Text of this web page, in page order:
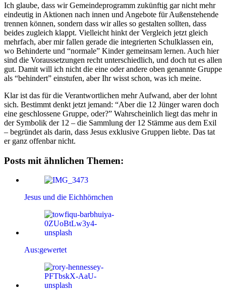
Ich glaube, dass wir Gemeindeprogramm zukünftig gar nicht mehr
eindeutig in Aktionen nach innen und Angebote für Außenstehende
trennen können, sondern dass wir alles so gestalten sollten, dass
beides zugleich klappt. Vielleicht hinkt der Vergleich jetzt gleich
mehrfach, aber mir fallen gerade die integrierten Schulklassen ein,
wo Behinderte und “normale” Kinder gemeinsam lernen. Auch hier
sind die Voraussetzungen recht unterschiedlich, und doch tut es allen
gut. Damit will ich nicht die eine oder andere oben genannte Gruppe
als “behindert” einstufen, aber Ihr wisst schon, was ich meine.
Klar ist das für die Verantwortlichen mehr Aufwand, aber der lohnt
sich. Bestimmt denkt jetzt jemand: “Aber die 12 Jünger waren doch
eine geschlossene Gruppe, oder?” Wahrscheinlich liegt das mehr in
der Symbolik der 12 – die Sammlung der 12 Stämme aus dem Exil
– begründet als darin, dass Jesus exklusive Gruppen liebte. Das tat
er ganz offenbar nicht.
Posts mit ähnlichen Themen:
Jesus und die Eichhörnchen
Aus:gewertet